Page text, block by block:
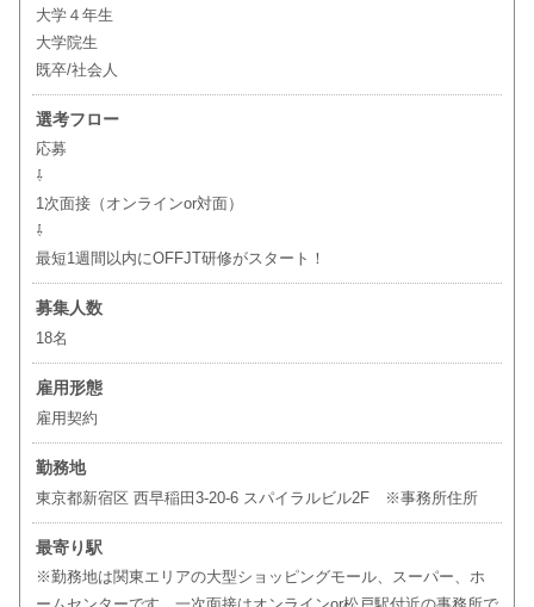
大学４年生
大学院生
既卒/社会人
選考フロー
応募
⇩
1次面接（オンラインor対面）
⇩
最短1週間以内にOFFJT研修がスタート！
募集人数
18名
雇用形態
雇用契約
勤務地
東京都新宿区 西早稲田3-20-6 スパイラルビル2F ※事務所住所
最寄り駅
※勤務地は関東エリアの大型ショッピングモール、スーパー、ホ